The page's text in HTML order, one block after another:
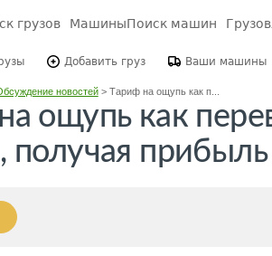
грузов МашиныПоиск машин
Добавить груз Ваши машины
новостей> Тариф на ощупь как п...
ощупь как
получая прибыль